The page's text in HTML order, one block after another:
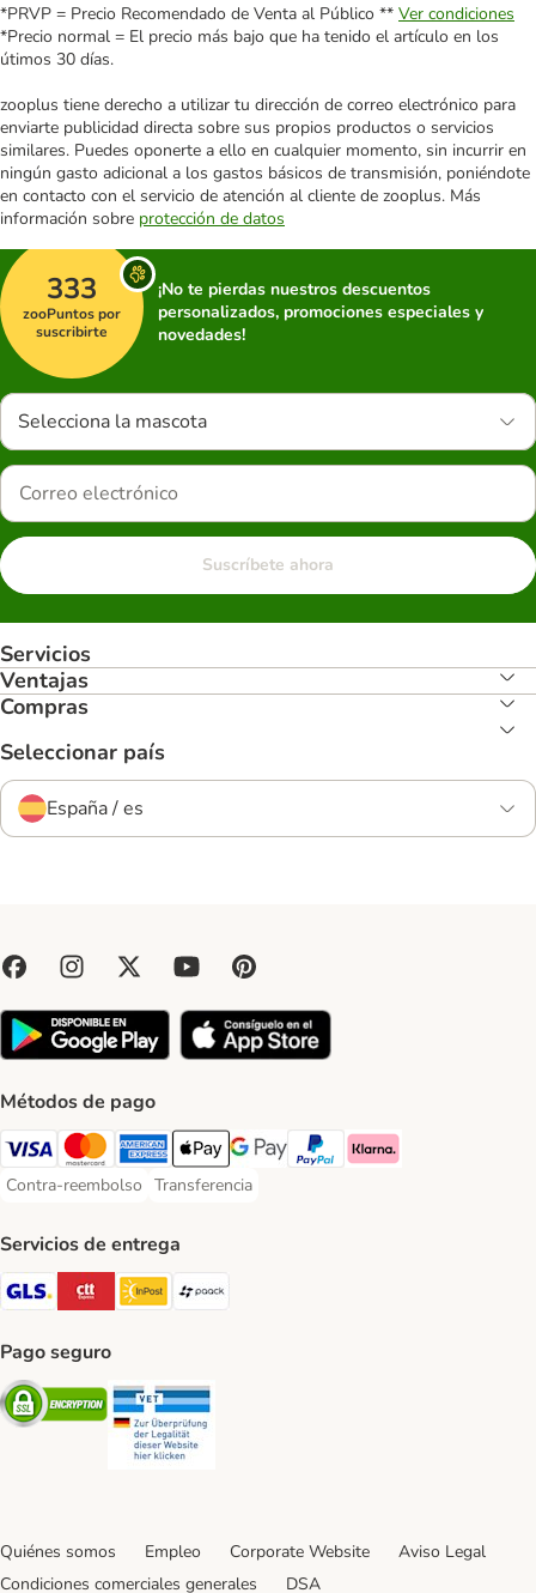
*PRVP = Precio Recomendado de Venta al Público ** Ver condiciones
*Precio normal = El precio más bajo que ha tenido el artículo en los
útimos 30 días.
zooplus tiene derecho a utilizar tu dirección de correo electrónico para
enviarte publicidad directa sobre sus propios productos o servicios
similares. Puedes oponerte a ello en cualquier momento, sin incurrir en
ningún gasto adicional a los gastos básicos de transmisión, poniéndote
en contacto con el servicio de atención al cliente de zooplus. Más
información sobre protección de datos
333
zooPuntos por
suscribirte
¡No te pierdas nuestros descuentos
personalizados, promociones especiales y
novedades!
Selecciona la mascota
Suscríbete ahora
Servicios
Ventajas
Compras
Seleccionar país
España / es
Métodos de pago
Visa Payment Method
Mastercard Payment Method
American Express Payment Method
Apple Pay Payment Method
Google Pay Payment Method
PayPal Payment Method
Klarna Payment Method
Contra-reembolso
Contra-reembolso Payment Method
Transferencia
Transferencia Payment Method
Servicios de entrega
GLS Shipping Method
CTTExpress Shipping Method
InPost Shipping Method
paack Shipping Method
Pago seguro
Security
Quiénes somos Empleo Corporate Website
Aviso Legal
Condiciones comerciales generales
DSA